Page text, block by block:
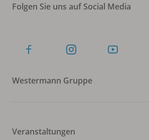
Folgen Sie uns auf Social Media
Westermann Gruppe
Veranstaltungen